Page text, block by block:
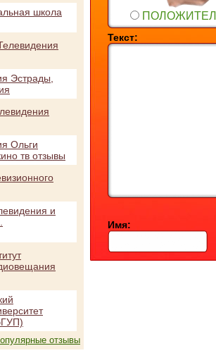
Текст:
Имя:
школа
Эстрады,
Ольги
тв отзывы
и
отзывы